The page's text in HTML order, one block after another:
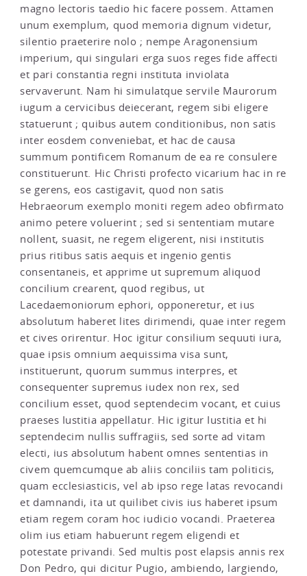
magno lectoris taedio hic facere possem. Attamen
unum exemplum, quod memoria dignum videtur,
silentio praeterire nolo ; nempe Aragonensium
imperium, qui singulari erga suos reges fide affecti
et pari constantia regni instituta inviolata
servaverunt. Nam hi simulatque servile Maurorum
iugum a cervicibus deiecerant, regem sibi eligere
statuerunt ; quibus autem conditionibus, non satis
inter eosdem conveniebat, et hac de causa
summum pontificem Romanum de ea re consulere
constituerunt. Hic Christi profecto vicarium hac in re
se gerens, eos castigavit, quod non satis
Hebraeorum exemplo moniti regem adeo obfirmato
animo petere voluerint ; sed si sententiam mutare
nollent, suasit, ne regem eligerent, nisi institutis
prius ritibus satis aequis et ingenio gentis
consentaneis, et apprime ut supremum aliquod
concilium crearent, quod regibus, ut
Lacedaemoniorum ephori, opponeretur, et ius
absolutum haberet lites dirimendi, quae inter regem
et cives orirentur. Hoc igitur consilium sequuti iura,
quae ipsis omnium aequissima visa sunt,
instituerunt, quorum summus interpres, et
consequenter supremus iudex non rex, sed
concilium esset, quod septendecim vocant, et cuius
praeses Iustitia appellatur. Hic igitur Iustitia et hi
septendecim nullis suffragiis, sed sorte ad vitam
electi, ius absolutum habent omnes sententias in
civem quemcumque ab aliis conciliis tam politicis,
quam ecclesiasticis, vel ab ipso rege latas revocandi
et damnandi, ita ut quilibet civis ius haberet ipsum
etiam regem coram hoc iudicio vocandi. Praeterea
olim ius etiam habuerunt regem eligendi et
potestate privandi. Sed multis post elapsis annis rex
Don Pedro, qui dicitur Pugio, ambiendo, largiendo,